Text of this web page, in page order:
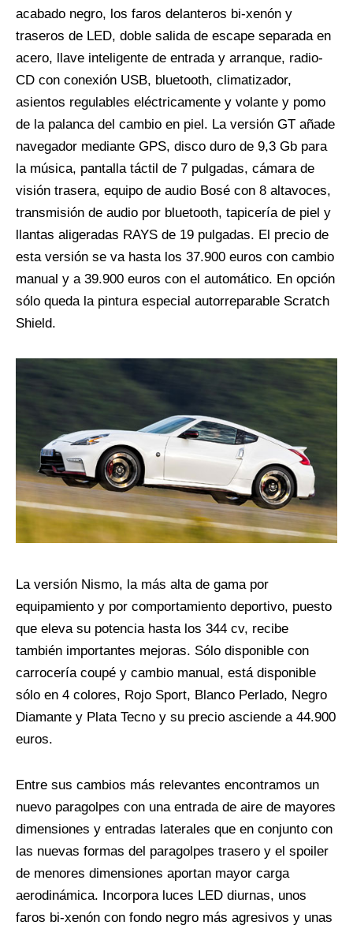
acabado negro, los faros delanteros bi-xenón y
traseros de LED, doble salida de escape separada en
acero, llave inteligente de entrada y arranque, radio-
CD con conexión USB, bluetooth, climatizador,
asientos regulables eléctricamente y volante y pomo
de la palanca del cambio en piel. La versión GT añade
navegador mediante GPS, disco duro de 9,3 Gb para
la música, pantalla táctil de 7 pulgadas, cámara de
visión trasera, equipo de audio Bosé con 8 altavoces,
transmisión de audio por bluetooth, tapicería de piel y
llantas aligeradas RAYS de 19 pulgadas. El precio de
esta versión se va hasta los 37.900 euros con cambio
manual y a 39.900 euros con el automático. En opción
sólo queda la pintura especial autorreparable Scratch
Shield.
La versión Nismo, la más alta de gama por
equipamiento y por comportamiento deportivo, puesto
que eleva su potencia hasta los 344 cv, recibe
también importantes mejoras. Sólo disponible con
carrocería coupé y cambio manual, está disponible
sólo en 4 colores, Rojo Sport, Blanco Perlado, Negro
Diamante y Plata Tecno y su precio asciende a 44.900
euros.
Entre sus cambios más relevantes encontramos un
nuevo paragolpes con una entrada de aire de mayores
dimensiones y entradas laterales que en conjunto con
las nuevas formas del paragolpes trasero y el spoiler
de menores dimensiones aportan mayor carga
aerodinámica. Incorpora luces LED diurnas, unos
faros bi-xenón con fondo negro más agresivos y unas